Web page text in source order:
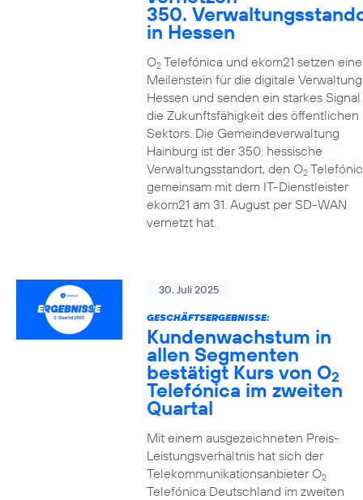
350.
in Hessen
O2Telefónica und ekom21 setzen
Meilenstein für die digitale
Hessen und senden ein starkes
die Zukunftsfähigkeit des öffentlichen
Sektors. Die Gemeindeverwaltung
Hainburg ist der 350. hessische
Verwaltungsstandort, den O2
gemeinsam mit dem IT-Dienstleister
ekom21 am 31. August per SD-WAN
vernetzt hat.
30. Juli 2025
GESCHÄFTSERGEBNISSE:
Kundenwachstum in
allen Segmenten
bestätigt Kurs von O2
Telefónica im zweiten
Quartal
Mit einem ausgezeichneten Preis-
Leistungsverhältnis hat sich der
Telekommunikationsanbieter O2
Telefónica Deutschland im zweiten